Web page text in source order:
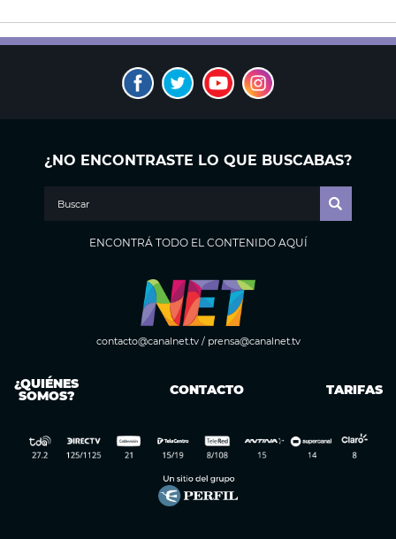
¿NO ENCONTRASTE LO QUE BUSCABAS?
ENCONTRÁ TODO EL CONTENIDO AQUÍ
contacto@canalnet.tv/ prensa@canalnet.tv
¿QUIÉNES
SOMOS? CONTACTO TARIFAS